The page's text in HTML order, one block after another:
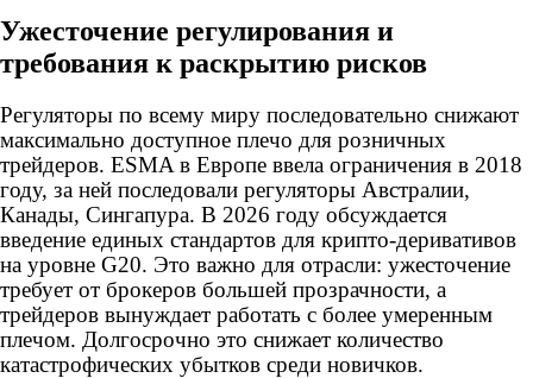
Ужесточение регулирования и
требования к раскрытию рисков
Регуляторы по всему миру последовательно снижают
максимально доступное плечо для розничных
трейдеров. ESMA в Европе ввела ограничения в 2018
году, за ней последовали регуляторы Австралии,
Канады, Сингапура. В 2026 году обсуждается
введение единых стандартов для крипто-деривативов
на уровне G20. Это важно для отрасли: ужесточение
требует от брокеров большей прозрачности, а
трейдеров вынуждает работать с более умеренным
плечом. Долгосрочно это снижает количество
катастрофических убытков среди новичков.